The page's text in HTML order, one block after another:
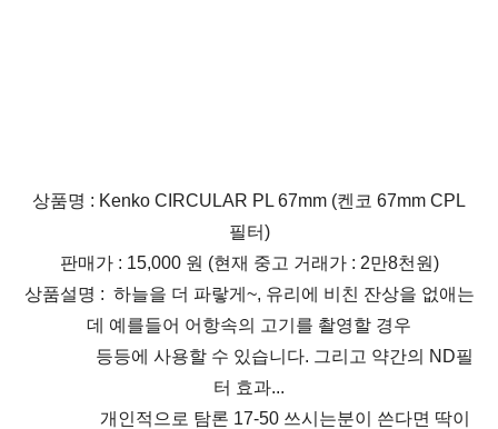
상품명 : Kenko CIRCULAR PL 67mm (켄코 67mm CPL
필터)
판매가 : 15,000 원 (현재 중고 거래가 : 2만8천원)
상품설명 : 하늘을 더 파랗게~, 유리에 비친 잔상을 없애는
데 예를들어 어항속의 고기를 촬영할 경우
등등에 사용할 수 있습니다. 그리고 약간의 ND필
터 효과...
개인적으로 탐론 17-50 쓰시는분이 쓴다면 딱이